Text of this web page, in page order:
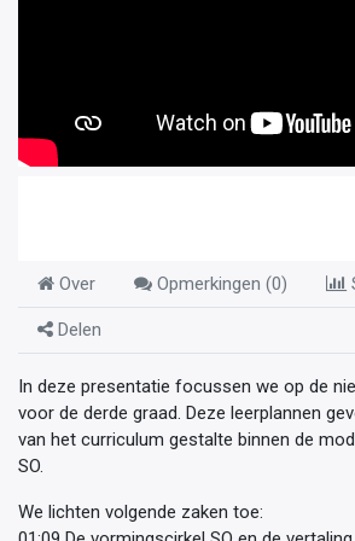
Over Opmerkingen (0)
Delen
In deze presentatie focussen we op de
voor de derde graad. Deze leerplannen
van het curriculum gestalte binnen de
SO.
We lichten volgende zaken toe: